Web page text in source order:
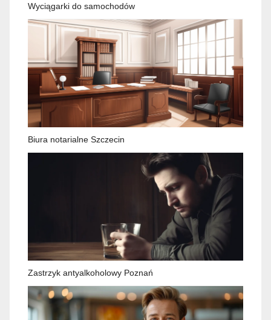
Wyciągarki do samochodów
Biura notarialne Szczecin
Zastrzyk antyalkoholowy Poznań